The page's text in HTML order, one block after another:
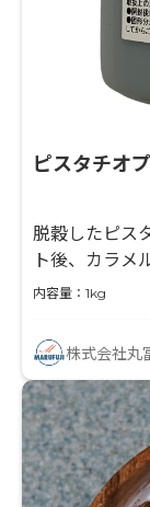
ピスタチオ
脱穀したピス
ト後、カラメ
した。
内容量：1kg
株式会社丸